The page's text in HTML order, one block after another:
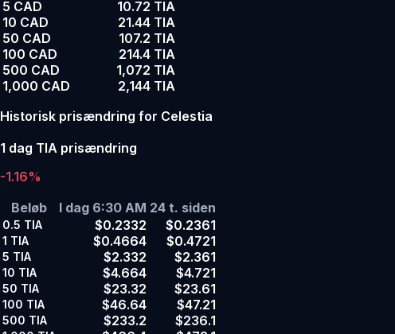
5 CAD
10.72 TIA
10 CAD
21.44 TIA
50 CAD
107.2 TIA
100 CAD
214.4 TIA
500 CAD
1,072 TIA
1,000 CAD
2,144 TIA
Historisk prisændring for Celestia
1 dag TIA prisændring
-1.16%
Beløb
I dag 6:30 AM 24 t. siden
0.5 TIA $0.2332 $0.2361
1 TIA $0.4664 $0.4721
5 TIA $2.332 $2.361
10 TIA $4.664 $4.721
50 TIA $23.32 $23.61
100 TIA $46.64 $47.21
500 TIA $233.2 $236.1